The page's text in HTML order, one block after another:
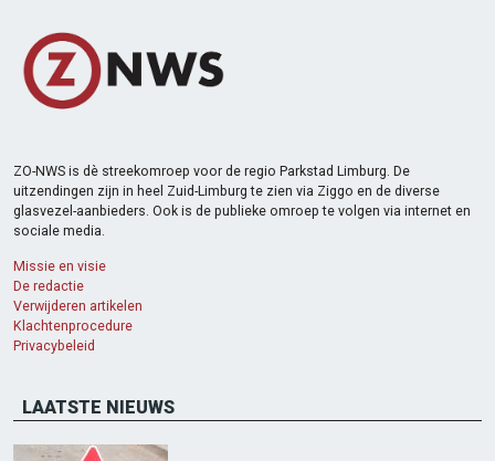
ZO-NWS is dè streekomroep voor de regio Parkstad Limburg. De
uitzendingen zijn in heel Zuid-Limburg te zien via Ziggo en de diverse
glasvezel-aanbieders. Ook is de publieke omroep te volgen via internet en
sociale media.
Missie en visie
De redactie
Verwijderen artikelen
Klachtenprocedure
Privacybeleid
LAATSTE NIEUWS